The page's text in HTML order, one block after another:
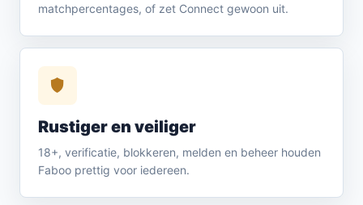
matchpercentages, of zet Connect gewoon uit.
Rustiger en veiliger
18+, verificatie, blokkeren, melden en beheer houden
Faboo prettig voor iedereen.